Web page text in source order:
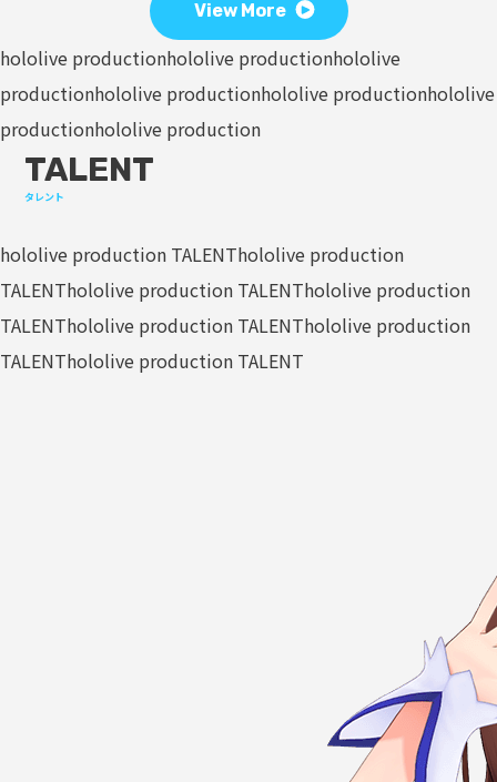
View More
hololive productionhololive productionhololive
productionhololive productionhololive productionhololive
productionhololive production
TALENT
タレント
hololive production TALENThololive production
TALENThololive production TALENThololive production
TALENThololive production TALENThololive production
TALENThololive production TALENT